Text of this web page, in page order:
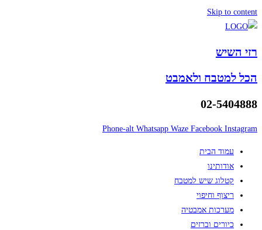
Skip to content
רזי השיש
הכל למטבח ולאמבט
02-5404888
Phone-alt Whatsapp Waze Facebook Instagram
עמוד הבית
אודותינו
קטלוג שיש למטבח
ריצוף וחיפוי
מערכות אמבטיה
כיורים וברזים